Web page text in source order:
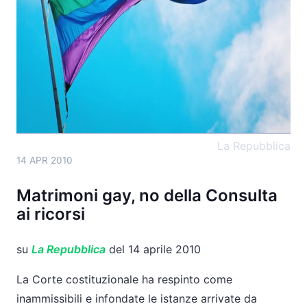
La Repubblica
del 14 aprile 2010
La Corte costituzionale ha respinto come
inammissibili e infondate le istanze arrivate da
Venezia e Trento. I giudici hanno fatto riferimento
alla "discrezionalità del legislatore"
14 APR 2010
Matrimoni gay, no della Consulta
ai ricorsi
su La Repubblica del 14 aprile 2010
La Corte costituzionale ha respinto come
inammissibili e infondate le istanze arrivate da